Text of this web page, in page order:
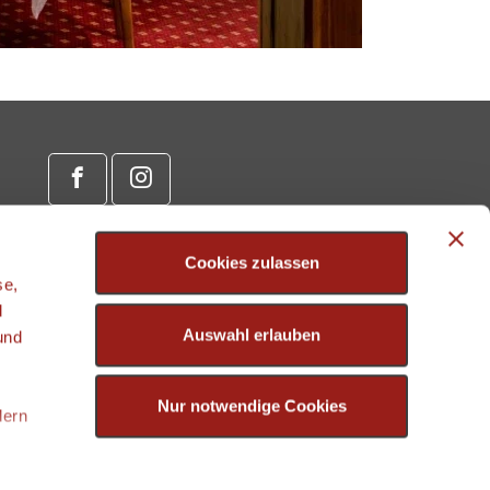
Cookies zulassen
Auswahl erlauben
Nur notwendige Cookies